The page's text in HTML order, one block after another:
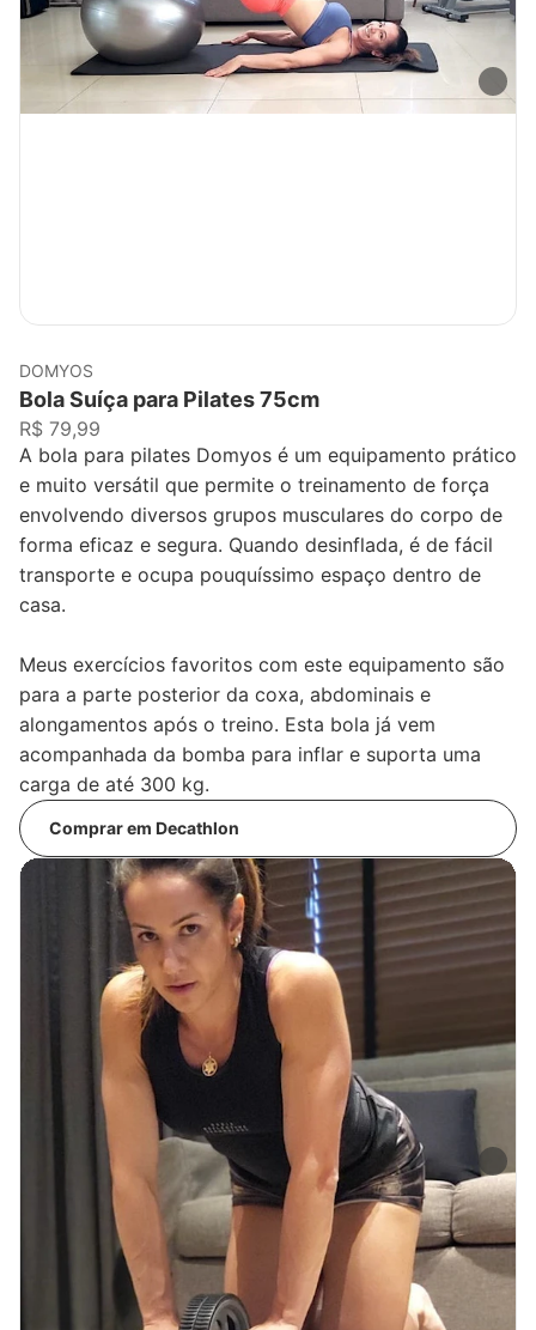
DOMYOS
Bola Suíça para Pilates 75cm
R$ 79,99
A bola para pilates Domyos é um equipamento prático
e muito versátil que permite o treinamento de força
envolvendo diversos grupos musculares do corpo de
forma eficaz e segura. Quando desinflada, é de fácil
transporte e ocupa pouquíssimo espaço dentro de
casa.
Meus exercícios favoritos com este equipamento são
para a parte posterior da coxa, abdominais e
alongamentos após o treino. Esta bola já vem
acompanhada da bomba para inflar e suporta uma
carga de até 300 kg.
Comprar em Decathlon